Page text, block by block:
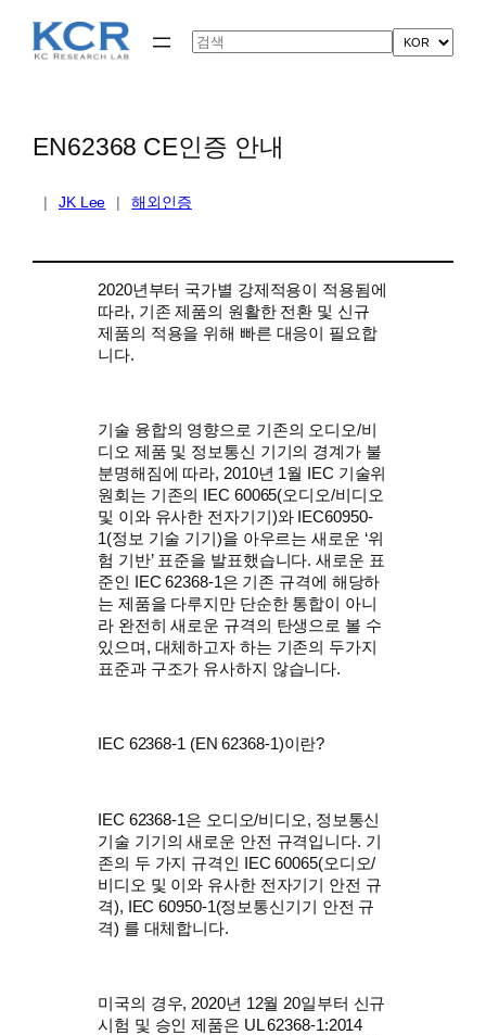
Search
EN62368 CE인증 안내
| JK Lee | 해외인증
2020년부터 국가별 강제적용이 적용됨에
따라, 기존 제품의 원활한 전환 및 신규
제품의 적용을 위해 빠른 대응이 필요합
니다.
기술 융합의 영향으로 기존의 오디오/비
디오 제품 및 정보통신 기기의 경계가 불
분명해짐에 따라, 2010년 1월 IEC 기술위
원회는 기존의 IEC 60065(오디오/비디오
및 이와 유사한 전자기기)와 IEC60950-
1(정보 기술 기기)을 아우르는 새로운 ‘위
험 기반’ 표준을 발표했습니다. 새로운 표
준인 IEC 62368-1은 기존 규격에 해당하
는 제품을 다루지만 단순한 통합이 아니
라 완전히 새로운 규격의 탄생으로 볼 수
있으며, 대체하고자 하는 기존의 두가지
표준과 구조가 유사하지 않습니다.
IEC 62368-1 (EN 62368-1)이란?
IEC 62368-1은 오디오/비디오, 정보통신
기술 기기의 새로운 안전 규격입니다. 기
존의 두 가지 규격인 IEC 60065(오디오/
비디오 및 이와 유사한 전자기기 안전 규
격), IEC 60950-1(정보통신기기 안전 규
격) 를 대체합니다.
미국의 경우, 2020년 12월 20일부터 신규
시험 및 승인 제품은 UL 62368-1:2014